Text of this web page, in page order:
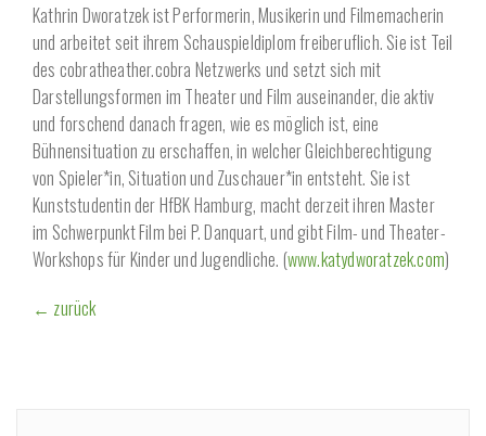
Kathrin Dworatzek ist Performerin, Musikerin und Filmemacherin
und arbeitet seit ihrem Schauspieldiplom freiberuflich. Sie ist Teil
des cobratheather.cobra Netzwerks und setzt sich mit
Darstellungsformen im Theater und Film auseinander, die aktiv
und forschend danach fragen, wie es möglich ist, eine
Bühnensituation zu erschaffen, in welcher Gleichberechtigung
von Spieler*in, Situation und Zuschauer*in entsteht. Sie ist
Kunststudentin der HfBK Hamburg, macht derzeit ihren Master
im Schwerpunkt Film bei P. Danquart, und gibt Film- und Theater-
Workshops für Kinder und Jugendliche. (www.katydworatzek.com)
← zurück